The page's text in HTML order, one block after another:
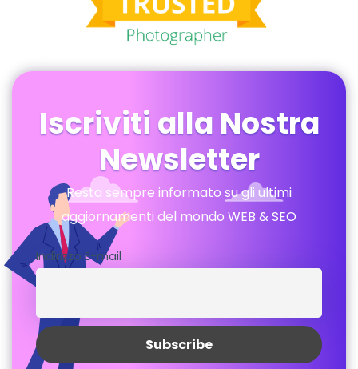
Iscriviti alla Nostra
Newsletter
Resta sempre informato su gli ultimi
aggiornamenti del mondo WEB & SEO
Indirizzo E-mail